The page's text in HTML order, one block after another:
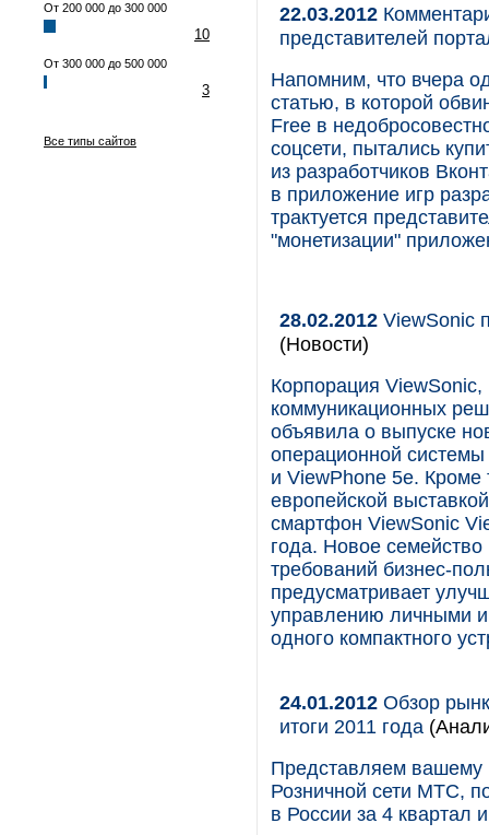
От 200 000 до 300 000
10
От 300 000 до 500 000
3
Все типы сайтов
22.03.2012
представителей
Напомним, что вчера
статью, в которой
Free в
соцсети, пытались
из разработчиков
в приложение игр
трактуется
"монетизации"
28.02.2012 ViewSonic
(Новости)
Корпорация
коммуникационных
объявила о выпуске
операционной
и ViewPhone 5e. Кроме
европейской
смартфон ViewSonic
года. Новое семейство
требований бизнес-
предусматривает
управлению личными
одного компактного
24.01.2012 Обзор
итоги 2011 года
Представляем вашему
Розничной сети МТС,
в России за 4 квартал